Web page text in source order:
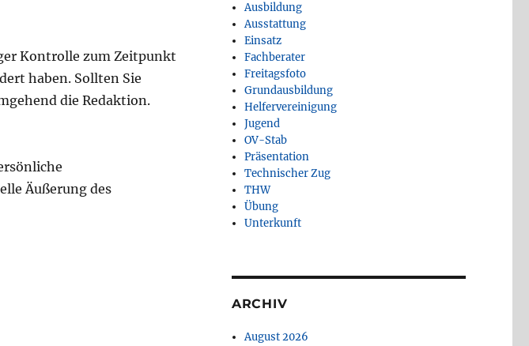
Kontrolle zum Zeitpunkt
haben. Sollten Sie
die Redaktion.
Äußerung des
Ausbildung
Ausstattung
Einsatz
Fachberater
Freitagsfoto
Grundausbildung
Helfervereinigung
Jugend
OV-Stab
Präsentation
Technischer Zug
THW
Übung
Unterkunft
ARCHIV
August 2026